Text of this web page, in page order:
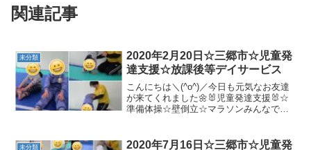
関連記事
未分類
2020年2月20日☆三郷市☆児童発
達支援☆放課後等デイサービス
こんにちは＼(^o^)／今日も元気なお友達
が来てくれました🌼🐰児童発達支援🐰☆
準備体操☆壁倒立☆マラソンみんなで一
に」☆サーキット・バラバラ平均台・フ
未分類
2020年7月16日☆三郷市☆児童発